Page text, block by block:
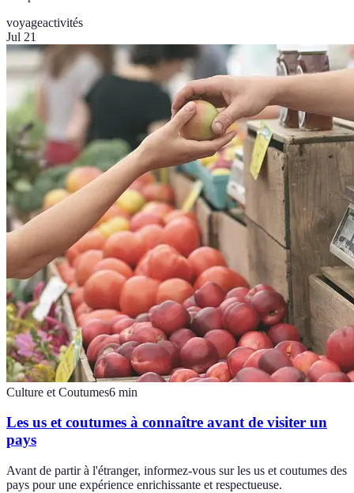
voyageactivités
Jul 21
Culture et Coutumes6 min
Les us et coutumes à connaître avant de visiter un
pays
Avant de partir à l'étranger, informez-vous sur les us et coutumes des
pays pour une expérience enrichissante et respectueuse.